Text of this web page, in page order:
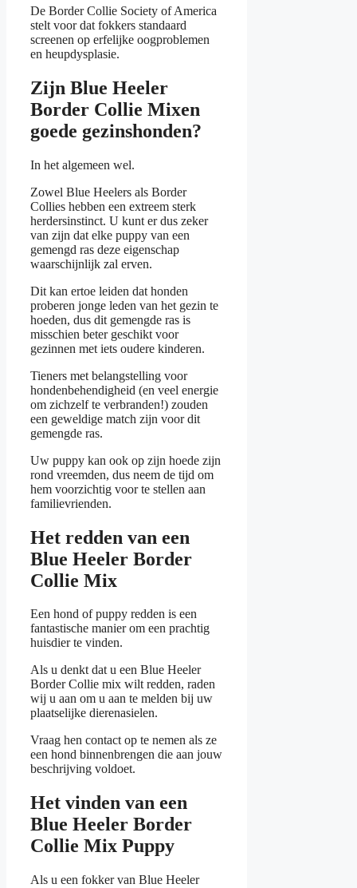
De Border Collie Society of America
stelt voor dat fokkers standaard
screenen op erfelijke oogproblemen
en heupdysplasie.
Zijn Blue Heeler
Border Collie Mixen
goede gezinshonden?
In het algemeen wel.
Zowel Blue Heelers als Border
Collies hebben een extreem sterk
herdersinstinct. U kunt er dus zeker
van zijn dat elke puppy van een
gemengd ras deze eigenschap
waarschijnlijk zal erven.
Dit kan ertoe leiden dat honden
proberen jonge leden van het gezin te
hoeden, dus dit gemengde ras is
misschien beter geschikt voor
gezinnen met iets oudere kinderen.
Tieners met belangstelling voor
hondenbehendigheid (en veel energie
om zichzelf te verbranden!) zouden
een geweldige match zijn voor dit
gemengde ras.
Uw puppy kan ook op zijn hoede zijn
rond vreemden, dus neem de tijd om
hem voorzichtig voor te stellen aan
familievrienden.
Het redden van een
Blue Heeler Border
Collie Mix
Een hond of puppy redden is een
fantastische manier om een prachtig
huisdier te vinden.
Als u denkt dat u een Blue Heeler
Border Collie mix wilt redden, raden
wij u aan om u aan te melden bij uw
plaatselijke dierenasielen.
Vraag hen contact op te nemen als ze
een hond binnenbrengen die aan jouw
beschrijving voldoet.
Het vinden van een
Blue Heeler Border
Collie Mix Puppy
Als u een fokker van Blue Heeler